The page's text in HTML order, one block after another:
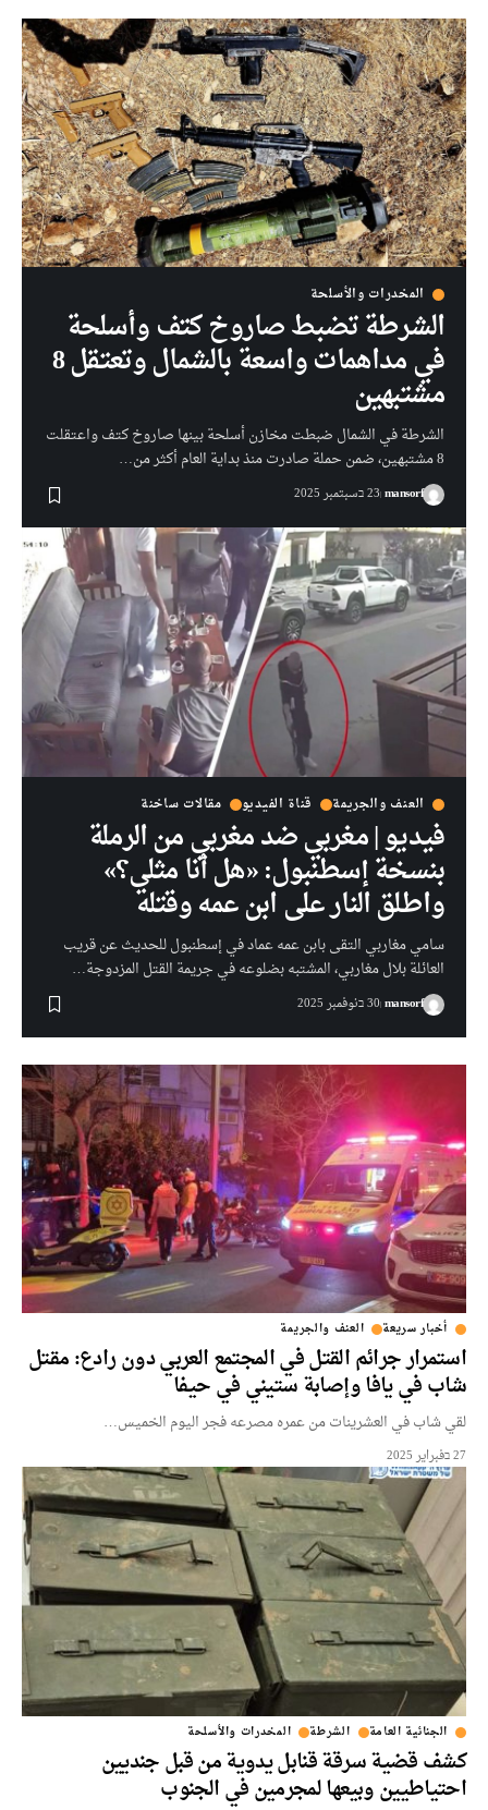
المخدرات والأسلحة
الشرطة تضبط صاروخ كتف وأسلحة
في مداهمات واسعة بالشمال وتعتقل 8
مشتبهين
الشرطة في الشمال ضبطت مخازن أسلحة بينها صاروخ كتف واعتقلت
8 مشتبهين، ضمن حملة صادرت منذ بداية العام أكثر من…
mansorf23 בسبتمبر 2025
العنف والجريمة قناة الفيديو مقالات ساخنة
فيديو | مغربي ضد مغربي من الرملة
بنسخة إسطنبول: «هل أنا مثلي؟»
واطلق النار على ابن عمه وقتله
سامي مغاربي التقى بابن عمه عماد في إسطنبول للحديث عن قريب
العائلة بلال مغاربي، المشتبه بضلوعه في جريمة القتل المزدوجة…
mansorf30 בنوفمبر 2025
أخبار سريعة العنف والجريمة
استمرار جرائم القتل في المجتمع العربي دون رادع: مقتل
شاب في يافا وإصابة ستيني في حيفا
لقي شاب في العشرينات من عمره مصرعه فجر اليوم الخميس…
27 בفبراير 2025
الجنائية العامة الشرطة المخدرات والأسلحة
كشف قضية سرقة قنابل يدوية من قبل جنديين
احتياطيين وبيعها لمجرمين في الجنوب